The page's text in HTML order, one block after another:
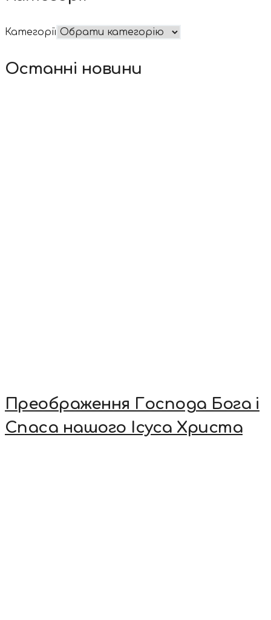
Категорії
Останні новини
Преображення Господа Бога і
Спаса нашого Ісуса Христа